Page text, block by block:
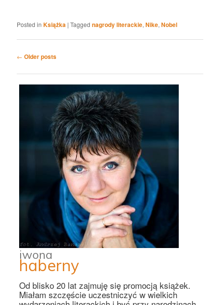
Posted in Książka |Tagged nagrody literackie,Nike,Nobel
Post
← Older posts
iwona
haberny
Od blisko 20 lat zajmuję się promocją książek.
Miałam szczęście uczestniczyć w wielkich